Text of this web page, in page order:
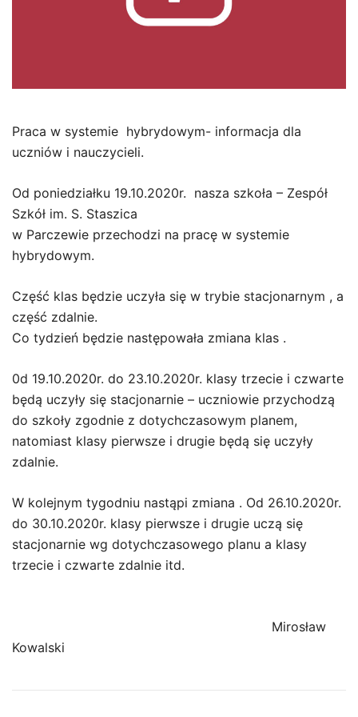
Praca w systemie hybrydowym- informacja dla
uczniów i nauczycieli.
Od poniedziałku 19.10.2020r. nasza szkoła – Zespół
Szkół im. S. Staszica
w Parczewie przechodzi na pracę w systemie
hybrydowym.
Część klas będzie uczyła się w trybie stacjonarnym , a
część zdalnie.
Co tydzień będzie następowała zmiana klas .
0d 19.10.2020r. do 23.10.2020r. klasy trzecie i czwarte
będą uczyły się stacjonarnie – uczniowie przychodzą
do szkoły zgodnie z dotychczasowym planem,
natomiast klasy pierwsze i drugie będą się uczyły
zdalnie.
W kolejnym tygodniu nastąpi zmiana . Od 26.10.2020r.
do 30.10.2020r. klasy pierwsze i drugie uczą się
stacjonarnie wg dotychczasowego planu a klasy
trzecie i czwarte zdalnie itd.
Mirosław
Kowalski